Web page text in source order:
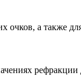
очков, а также
рефракции